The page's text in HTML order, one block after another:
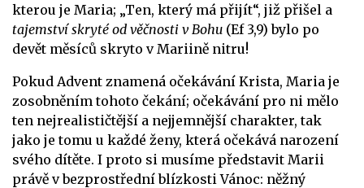
kterou je Maria; „Ten, který má přijít“, již přišel a
tajemství skryté od věčnosti v Bohu (Ef 3,9) bylo po
devět měsíců skryto v Mariině nitru!
Pokud Advent znamená očekávání Krista, Maria je
zosobněním tohoto čekání; očekávání pro ni mělo
ten nejrealističtější a nejjemnější charakter, tak
jako je tomu u každé ženy, která očekává narození
svého dítěte. I proto si musíme představit Marii
právě v bezprostřední blízkosti Vánoc: něžný